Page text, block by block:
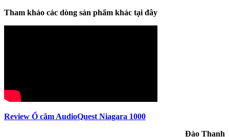
Tham khảo các dòng sản phẩm khác tại đây
Review Ổ cắm AudioQuest Niagara 1000
Đào Thanh